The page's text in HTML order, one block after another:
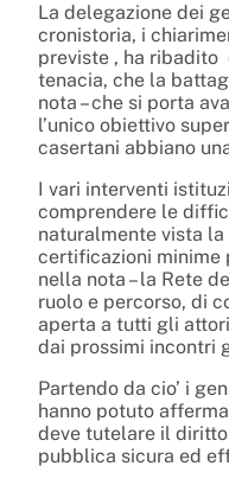
La delegazione dei
cronistoria, i
previste , ha ribadito
tenacia, che la
nota – che si porta
l’unico obiettivo
casertani abbiano
I vari interventi
comprendere le
naturalmente vista
certificazioni minime
nella nota – la Rete
ruolo e percorso, di
aperta a tutti gli
dai prossimi incontri
Partendo da cio’ i
hanno potuto
deve tutelare il
pubblica sicura ed